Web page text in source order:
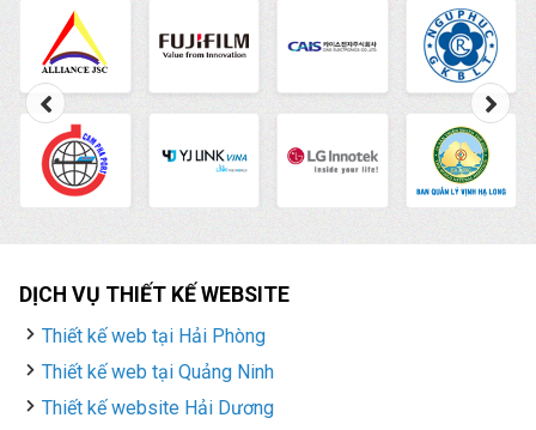
DỊCH VỤ THIẾT KẾ WEBSITE
Thiết kế web tại Hải Phòng
Thiết kế web tại Quảng Ninh
Thiết kế website Hải Dương